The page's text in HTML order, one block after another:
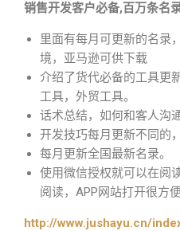
销售开发客户必备,百万条名
里面有每月可更新的名录
境，亚马逊可供下载
介绍了货代必备的工具更
工具，外贸工具。
话术总结，如何和客人沟
开发技巧每月更新不同的
每月更新全国最新名录。
使用微信授权就可以在阅
阅读，APP网站打开很方便
http://www.jushayu.cn/